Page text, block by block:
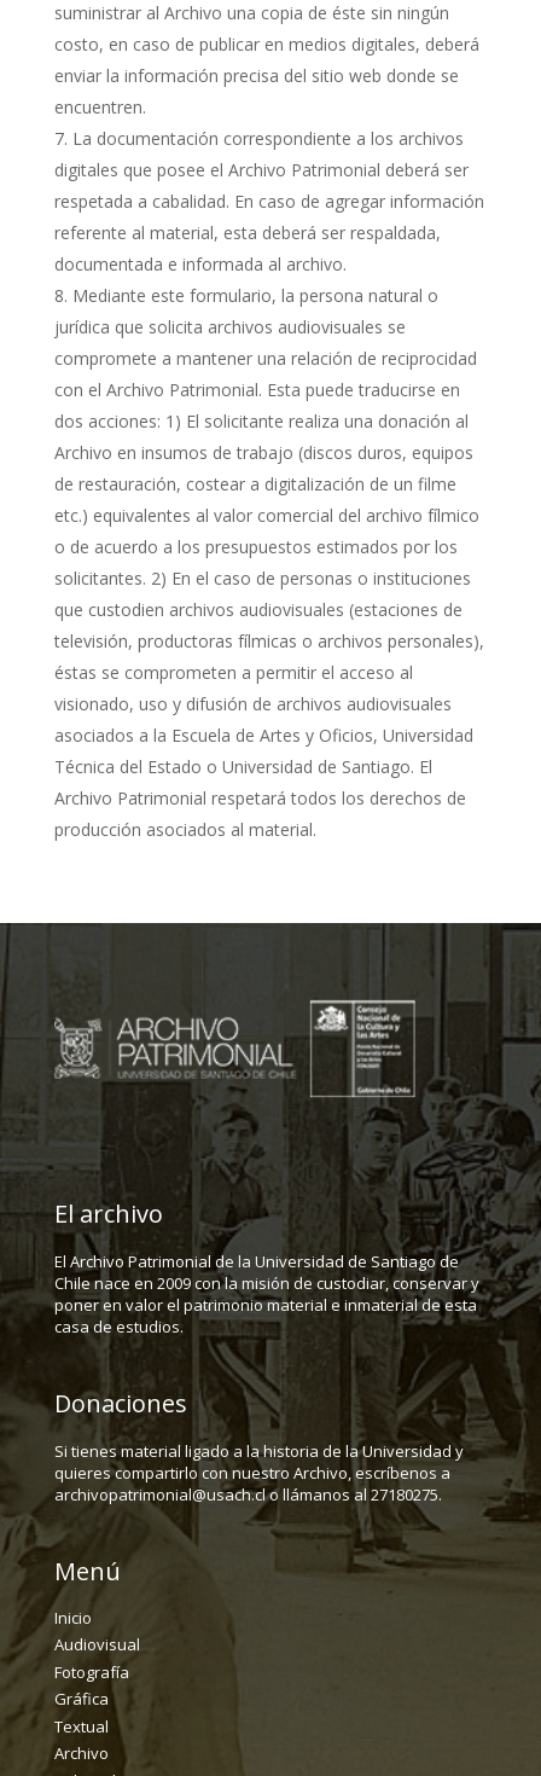
suministrar al Archivo una copia de éste sin ningún
costo, en caso de publicar en medios digitales, deberá
enviar la información precisa del sitio web donde se
encuentren.
La documentación correspondiente a los archivos
digitales que posee el Archivo Patrimonial deberá ser
respetada a cabalidad. En caso de agregar información
referente al material, esta deberá ser respaldada,
documentada e informada al archivo.
Mediante este formulario, la persona natural o
jurídica que solicita archivos audiovisuales se
compromete a mantener una relación de reciprocidad
con el Archivo Patrimonial. Esta puede traducirse en
dos acciones: 1) El solicitante realiza una donación al
Archivo en insumos de trabajo (discos duros, equipos
de restauración, costear a digitalización de un filme
etc.) equivalentes al valor comercial del archivo fílmico
o de acuerdo a los presupuestos estimados por los
solicitantes. 2) En el caso de personas o instituciones
que custodien archivos audiovisuales (estaciones de
televisión, productoras fílmicas o archivos personales),
éstas se comprometen a permitir el acceso al
visionado, uso y difusión de archivos audiovisuales
asociados a la Escuela de Artes y Oficios, Universidad
Técnica del Estado o Universidad de Santiago. El
Archivo Patrimonial respetará todos los derechos de
producción asociados al material.
El archivo
El Archivo Patrimonial de la Universidad de Santiago de
Chile nace en 2009 con la misión de custodiar, conservar y
poner en valor el patrimonio material e inmaterial de esta
casa de estudios.
Donaciones
Si tienes material ligado a la historia de la Universidad y
quieres compartirlo con nuestro Archivo, escríbenos a
archivopatrimonial@usach.cl o llámanos al 27180275.
Menú
Inicio
Audiovisual
Fotografía
Gráfica
Textual
Archivo